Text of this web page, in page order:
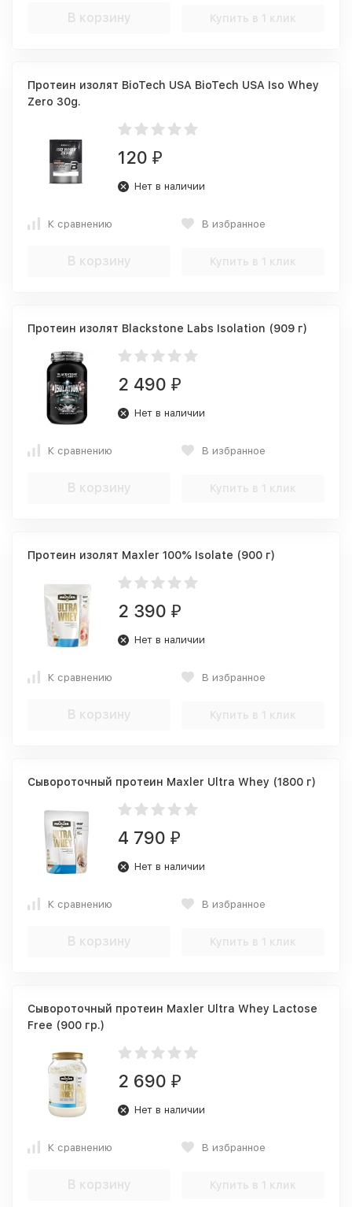
В корзину Купить в 1 клик
Протеин изолят BioTech USA BioTech USA Iso Whey
Zero 30g.
120 ₽
Нет в наличии
К сравнению В избранное
В корзину Купить в 1 клик
Протеин изолят Blackstone Labs Isolation (909 г)
2 490 ₽
Нет в наличии
К сравнению В избранное
В корзину Купить в 1 клик
Протеин изолят Maxler 100% Isolate (900 г)
2 390 ₽
Нет в наличии
К сравнению В избранное
В корзину Купить в 1 клик
Сывороточный протеин Maxler Ultra Whey (1800 г)
4 790 ₽
Нет в наличии
К сравнению В избранное
В корзину Купить в 1 клик
Сывороточный протеин Maxler Ultra Whey Lactose
Free (900 гр.)
2 690 ₽
Нет в наличии
К сравнению В избранное
В корзину Купить в 1 клик